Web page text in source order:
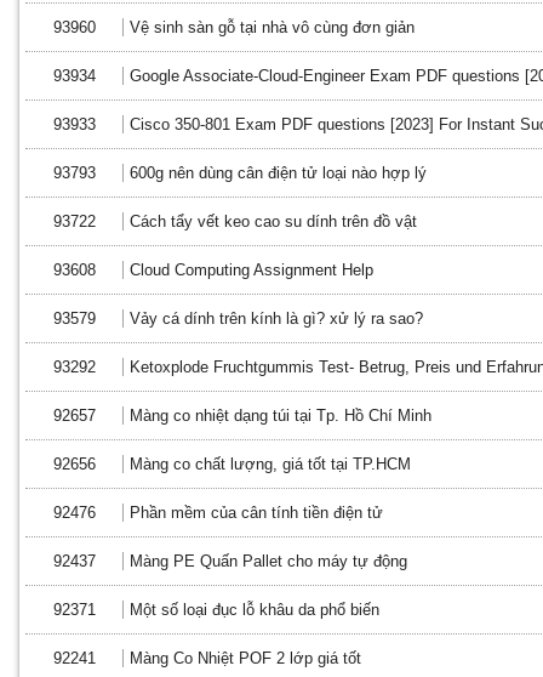
93960 Vệ sinh sàn gỗ tại nhà vô cùng đơn giản
93934 Google Associate-Cloud-Engineer Exam PDF questions
93933 Cisco 350-801 Exam PDF questions [2023] For Instant
93793 600g nên dùng cân điện tử loại nào hợp lý
93722 Cách tẩy vết keo cao su dính trên đồ vật
93608 Cloud Computing Assignment Help
93579 Vảy cá dính trên kính là gì? xử lý ra sao?
93292 Ketoxplode Fruchtgummis Test- Betrug, Preis und
92657 Màng co nhiệt dạng túi tại Tp. Hồ Chí Minh
92656 Màng co chất lượng, giá tốt tại TP.HCM
92476 Phần mềm của cân tính tiền điện tử
92437 Màng PE Quấn Pallet cho máy tự động
92371 Một số loại đục lỗ khâu da phổ biến
92241 Màng Co Nhiệt POF 2 lớp giá tốt